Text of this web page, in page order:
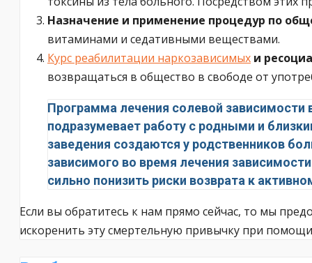
Назначение и применение процедур по
витаминами и седативными веществами.
Курс реабилитации наркозависимых и
возвращаться в общество в свободе от
Программа лечения солевой зависимости
подразумевает работу с родными и
заведения создаются у родственников
зависимого во время лечения
сильно понизить риски возврата к
Если вы обратитесь к нам прямо сейчас, то мы
искоренить эту смертельную привычку при